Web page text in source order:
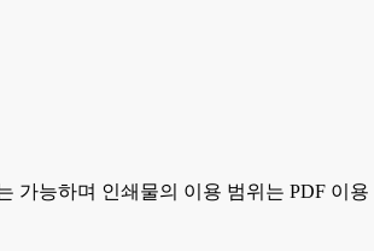
가능하며 인쇄물의 이용 범위는 PDF 이